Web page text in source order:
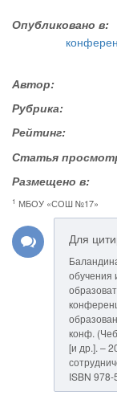
Опубликовано в:
Автор:
Рубрика:
Рейтинг:
Статья
Размещено в:
1 МБОУ «СОШ №17»
Для
обучения
конф.
[и др.]. –
ISBN